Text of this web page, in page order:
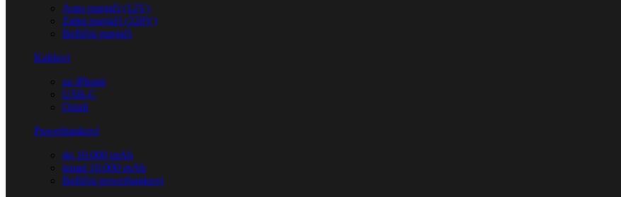
Auto punjači (12V)
Zidni punjači (220V)
Bežični punjači
Kablovi
za iPhone
USB-C
Ostali
Powerbankovi
do 10.000 mAh
iznad 10.000 mAh
Bežični powerbankovi